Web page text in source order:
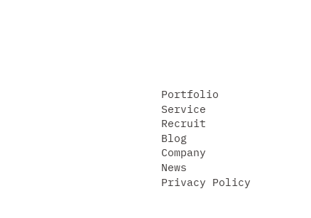
Portfolio
Service
Recruit
Blog
Company
News
Privacy Policy